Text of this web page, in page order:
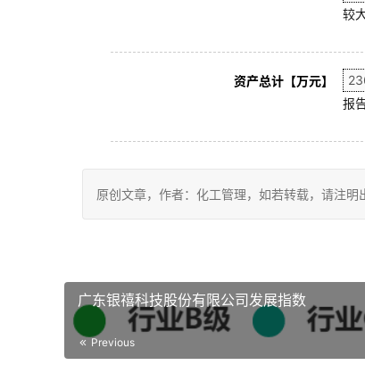
较
资产总计【万元】
报
原创文章，作者：化工管理，如若转载，请注
广东银禧科技股份有限公司发展指数
Previous